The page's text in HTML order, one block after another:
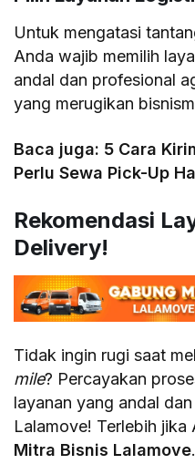
Untuk mengatasi
Anda wajib memilih
andal dan profesional
yang merugikan
Baca juga: 5 Cara
Perlu Sewa Pick-Up
Rekomendasi
Delivery!
Tidak ingin rugi saat
mile? Percayakan
layanan yang andal
Lalamove! Terlebih jika
Mitra Bisnis Lalamove.